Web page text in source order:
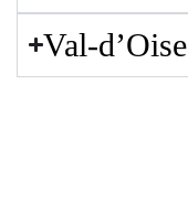
Val-d’Oise